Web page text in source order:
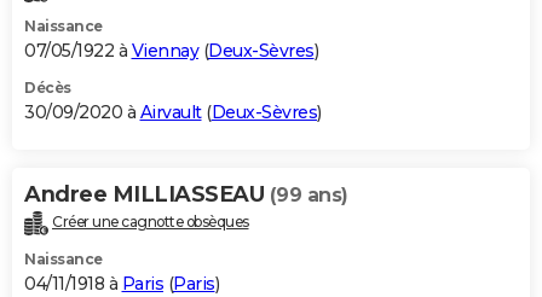
Naissance
07/05/1922 à Viennay(Deux-Sèvres)
Décès
30/09/2020 à Airvault(Deux-Sèvres)
Andree MILLIASSEAU (99 ans)
Créer une cagnotte obsèques
Naissance
04/11/1918 à Paris (Paris)